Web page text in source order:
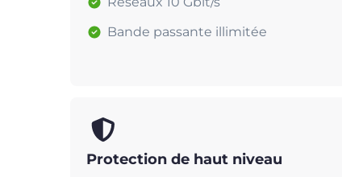
Bande passante illimitée
Protection de haut niveau